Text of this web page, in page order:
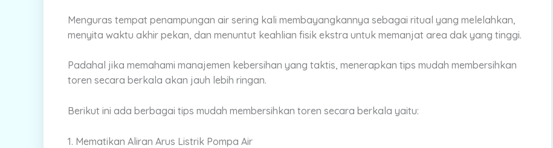
Menguras tempat penampungan air sering kali membayangkannya sebagai ritual yang melelahkan,
menyita waktu akhir pekan, dan menuntut keahlian fisik ekstra untuk memanjat area dak yang tinggi.
Padahal jika memahami manajemen kebersihan yang taktis, menerapkan tips mudah membersihkan
toren secara berkala akan jauh lebih ringan.
Berikut ini ada berbagai tips mudah membersihkan toren secara berkala yaitu:
1. Mematikan Aliran Arus Listrik Pompa Air